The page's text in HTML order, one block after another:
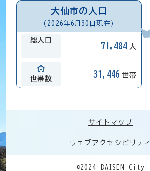
大仙市の人口
(2026年6月30日現在)
総人口
71,484 人
世帯数
31,446 世帯
サイトマップ
ウェブアクセシビリティ
©2024 DAISEN City